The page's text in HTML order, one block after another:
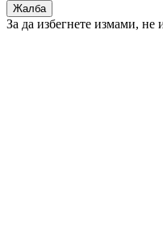
Жалба
За да избегнете измами, не